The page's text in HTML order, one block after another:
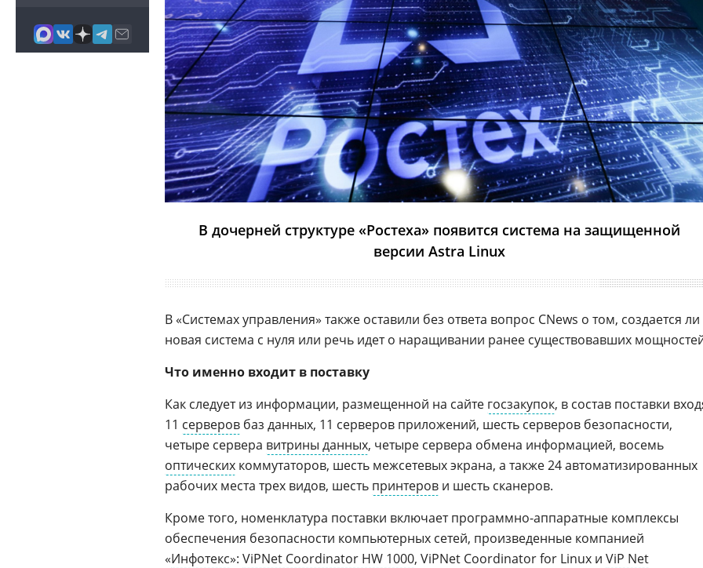
В дочерней структуре «Ростеха» появится система на защищенной
версии Astra Linux
В «Системах управления» также оставили без ответа вопрос CNews о том, создается ли
новая система с нуля или речь идет о наращивании ранее существовавших
Что именно входит в поставку
Как следует из информации, размещенной на сайте госзакупок, в состав поставки
11 серверов баз данных, 11 серверов приложений, шесть серверов безопасности,
четыре сервера витрины данных, четыре сервера обмена информацией, восемь
оптических коммутаторов, шесть межсетевых экрана, а также 24 автоматизированных
рабочих места трех видов, шесть принтеров и шесть сканеров.
Кроме того, номенклатура поставки включает программно-аппаратные комплексы
обеспечения безопасности компьютерных сетей, произведенные компанией
«Инфотекс»: ViPNet Coordinator HW 1000, ViPNet Coordinator for Linux и ViP Net